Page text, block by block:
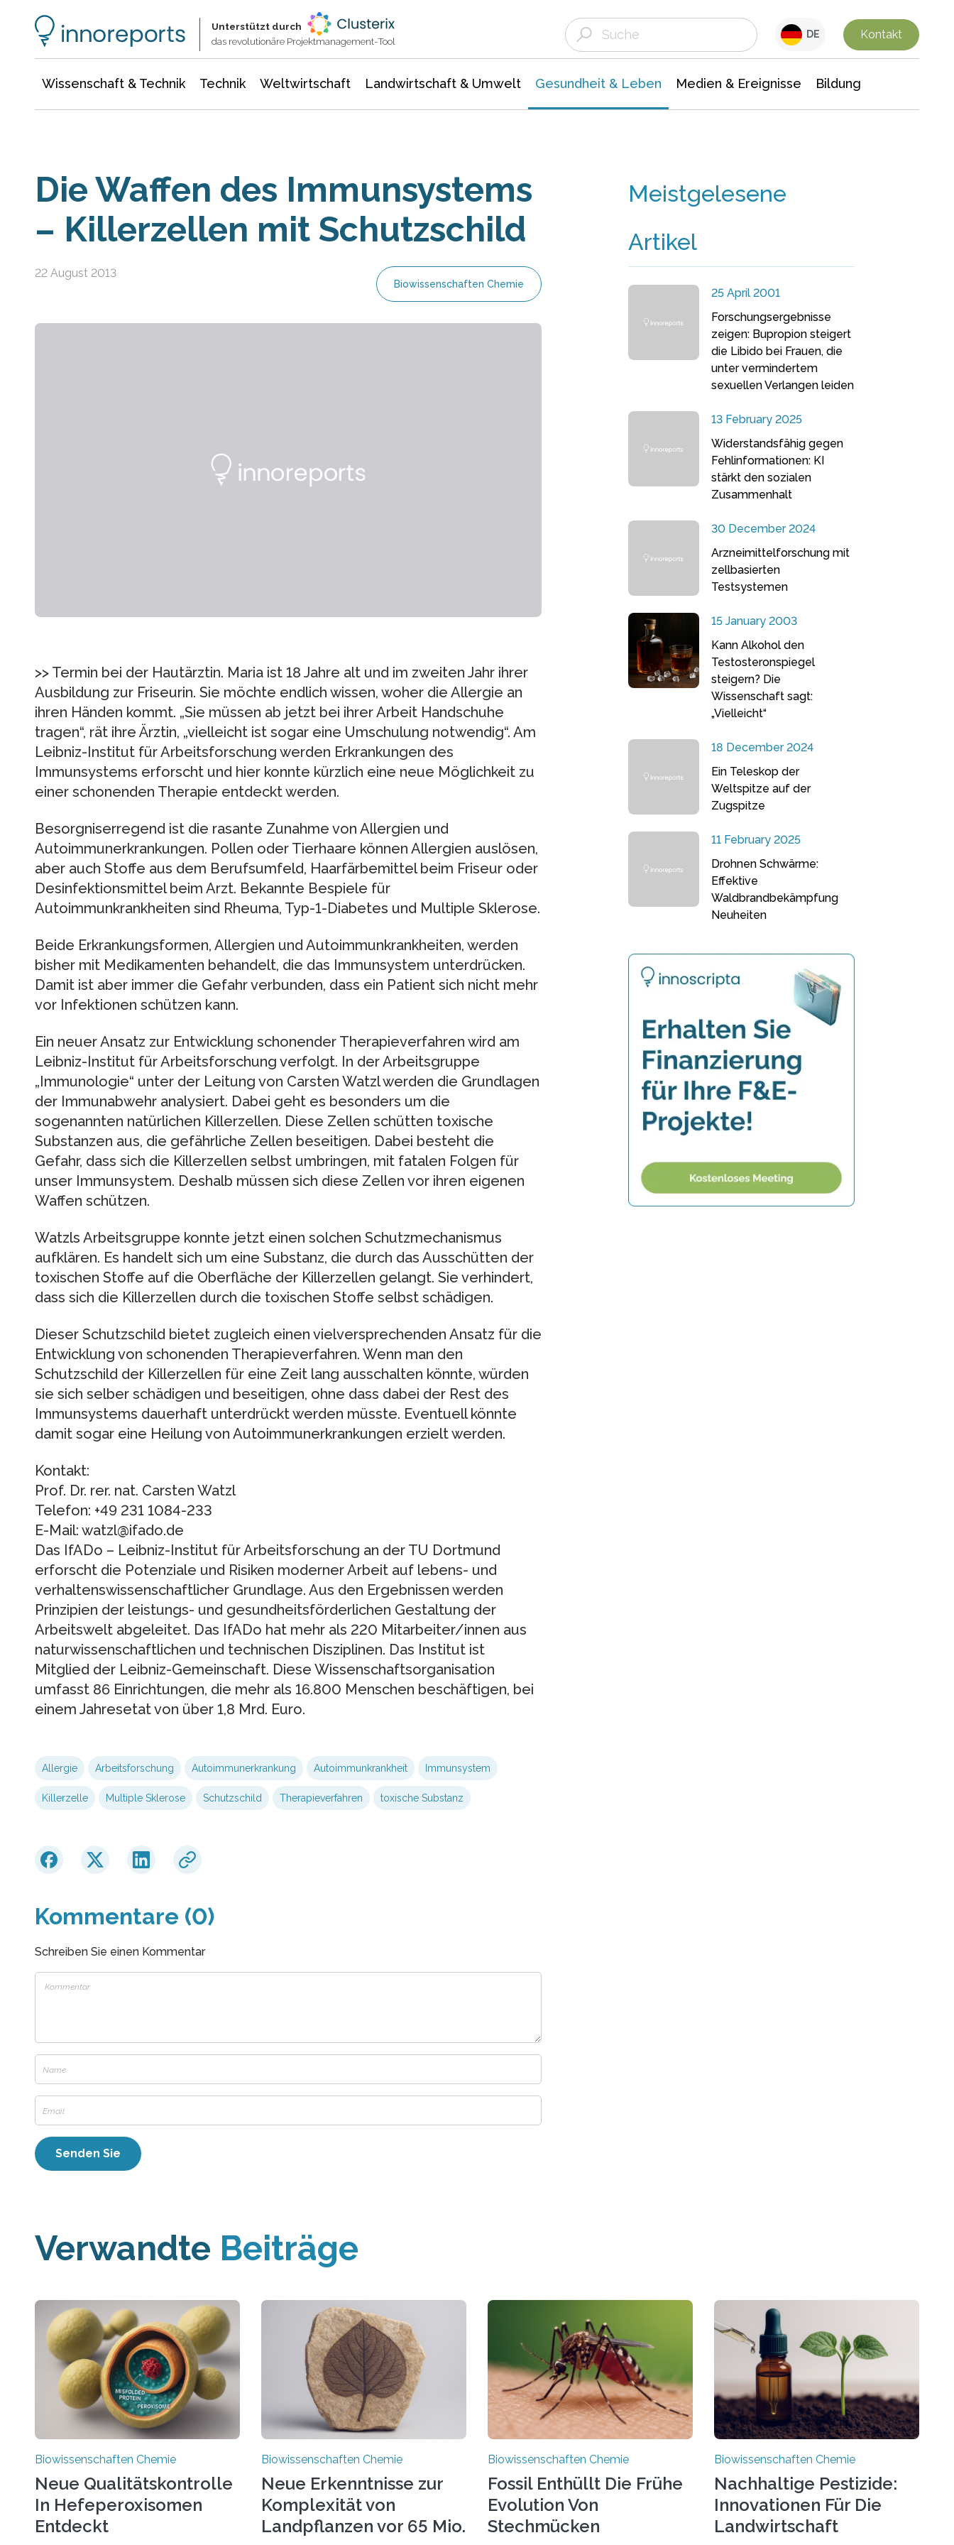
Unterstützt durch
das revolutionäre Projektmanagement-Tool
DE Kontakt
Wissenschaft & Technik Technik Weltwirtschaft Landwirtschaft & Umwelt Gesundheit & Leben Medien & Ereignisse Bildung
Die Waffen des Immunsystems
– Killerzellen mit Schutzschild
22 August 2013
Biowissenschaften Chemie
>> Termin bei der Hautärztin. Maria ist 18 Jahre alt und im zweiten Jahr ihrer
Ausbildung zur Friseurin. Sie möchte endlich wissen, woher die Allergie an
ihren Händen kommt. „Sie müssen ab jetzt bei ihrer Arbeit Handschuhe
tragen“, rät ihre Ärztin, „vielleicht ist sogar eine Umschulung notwendig“. Am
Leibniz-Institut für Arbeitsforschung werden Erkrankungen des
Immunsystems erforscht und hier konnte kürzlich eine neue Möglichkeit zu
einer schonenden Therapie entdeckt werden.
Besorgniserregend ist die rasante Zunahme von Allergien und
Autoimmunerkrankungen. Pollen oder Tierhaare können Allergien auslösen,
aber auch Stoffe aus dem Berufsumfeld, Haarfärbemittel beim Friseur oder
Desinfektionsmittel beim Arzt. Bekannte Bespiele für
Autoimmunkrankheiten sind Rheuma, Typ-1-Diabetes und Multiple Sklerose.
Beide Erkrankungsformen, Allergien und Autoimmunkrankheiten, werden
bisher mit Medikamenten behandelt, die das Immunsystem unterdrücken.
Damit ist aber immer die Gefahr verbunden, dass ein Patient sich nicht mehr
vor Infektionen schützen kann.
Ein neuer Ansatz zur Entwicklung schonender Therapieverfahren wird am
Leibniz-Institut für Arbeitsforschung verfolgt. In der Arbeitsgruppe
„Immunologie“ unter der Leitung von Carsten Watzl werden die Grundlagen
der Immunabwehr analysiert. Dabei geht es besonders um die
sogenannten natürlichen Killerzellen. Diese Zellen schütten toxische
Substanzen aus, die gefährliche Zellen beseitigen. Dabei besteht die
Gefahr, dass sich die Killerzellen selbst umbringen, mit fatalen Folgen für
unser Immunsystem. Deshalb müssen sich diese Zellen vor ihren eigenen
Waffen schützen.
Watzls Arbeitsgruppe konnte jetzt einen solchen Schutzmechanismus
aufklären. Es handelt sich um eine Substanz, die durch das Ausschütten der
toxischen Stoffe auf die Oberfläche der Killerzellen gelangt. Sie verhindert,
dass sich die Killerzellen durch die toxischen Stoffe selbst schädigen.
Dieser Schutzschild bietet zugleich einen vielversprechenden Ansatz für die
Entwicklung von schonenden Therapieverfahren. Wenn man den
Schutzschild der Killerzellen für eine Zeit lang ausschalten könnte, würden
sie sich selber schädigen und beseitigen, ohne dass dabei der Rest des
Immunsystems dauerhaft unterdrückt werden müsste. Eventuell könnte
damit sogar eine Heilung von Autoimmunerkrankungen erzielt werden.
Kontakt:
Prof. Dr. rer. nat. Carsten Watzl
Telefon: +49 231 1084-233
E-Mail: watzl@ifado.de
Das IfADo – Leibniz-Institut für Arbeitsforschung an der TU Dortmund
erforscht die Potenziale und Risiken moderner Arbeit auf lebens- und
verhaltenswissenschaftlicher Grundlage. Aus den Ergebnissen werden
Prinzipien der leistungs- und gesundheitsförderlichen Gestaltung der
Arbeitswelt abgeleitet. Das IfADo hat mehr als 220 Mitarbeiter/innen aus
naturwissenschaftlichen und technischen Disziplinen. Das Institut ist
Mitglied der Leibniz-Gemeinschaft. Diese Wissenschaftsorganisation
umfasst 86 Einrichtungen, die mehr als 16.800 Menschen beschäftigen, bei
einem Jahresetat von über 1,8 Mrd. Euro.
Allergie Arbeitsforschung Autoimmunerkrankung Autoimmunkrankheit Immunsystem
Killerzelle Multiple Sklerose Schutzschild Therapieverfahren toxische Substanz
Kommentare (0)
Schreiben Sie einen Kommentar
Meistgelesene
Artikel
25 April 2001
Forschungsergebnisse
zeigen: Bupropion steigert
die Libido bei Frauen, die
unter vermindertem
sexuellen Verlangen leiden
13 February 2025
Widerstandsfähig gegen
Fehlinformationen: KI
stärkt den sozialen
Zusammenhalt
30 December 2024
Arzneimittelforschung mit
zellbasierten
Testsystemen
15 January 2003
Kann Alkohol den
Testosteronspiegel
steigern? Die
Wissenschaft sagt:
„Vielleicht“
18 December 2024
Ein Teleskop der
Weltspitze auf der
Zugspitze
11 February 2025
Drohnen Schwärme:
Effektive
Waldbrandbekämpfung
Neuheiten
Verwandte Beiträge
Biowissenschaften Chemie
Neue Qualitätskontrolle
In Hefeperoxisomen
Entdeckt
Biowissenschaften Chemie
Neue Erkenntnisse zur
Komplexität von
Landpflanzen vor 65 Mio.
Biowissenschaften Chemie
Fossil Enthüllt Die Frühe
Evolution Von
Stechmücken
Biowissenschaften Chemie
Nachhaltige Pestizide:
Innovationen Für Die
Landwirtschaft